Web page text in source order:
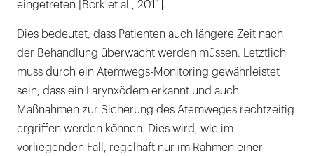
eingetreten [Bork et al., 2011].
Dies bedeutet, dass Patienten auch längere Zeit nach
der Behandlung überwacht werden müssen. Letztlich
muss durch ein Atemwegs-Monitoring gewährleistet
sein, dass ein Larynxödem erkannt und auch
Maßnahmen zur Sicherung des Atemweges rechtzeitig
ergriffen werden können. Dies wird, wie im
vorliegenden Fall, regelhaft nur im Rahmen einer